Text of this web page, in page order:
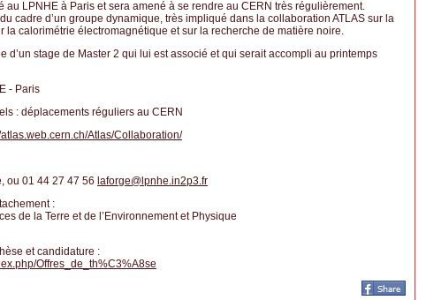
au LPNHE à Paris et sera amené à se rendre au CERN très régulièrement.
cadre d’un groupe dynamique, très impliqué dans la collaboration ATLAS sur la
la calorimétrie électromagnétique et sur la recherche de matière noire.
d’un stage de Master 2 qui lui est associé et qui serait accompli au printemps
- Paris
: déplacements réguliers au CERN
atlas.web.cern.ch/Atlas/Collaboration/
ou 01 44 27 47 56 laforge@ lpnhe.in2p3.fr
:
de la Terre et de l’Environnement et Physique
et candidature :
Offres_de_th%C3%A8se